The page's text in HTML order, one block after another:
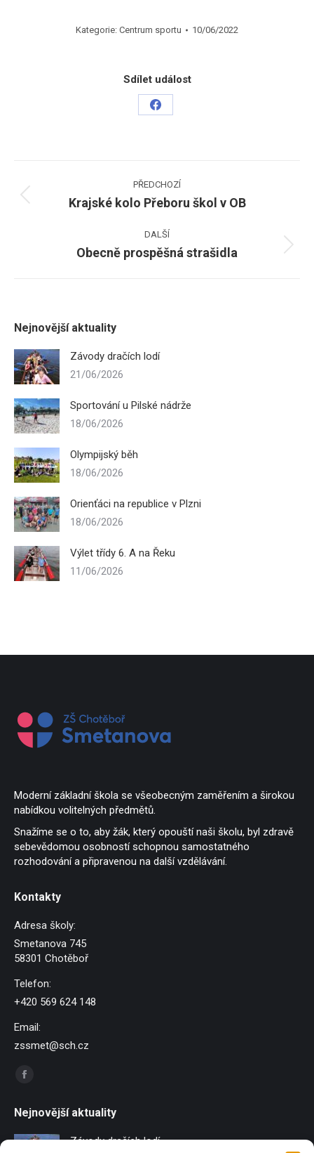
Kategorie: Centrum sportu 10/06/2022
Sdílet událost
Share
navigation
PŘEDCHOZÍ
Previous
Krajské kolo Přeboru škol v OB
DALŠÍ
Next
Obecně prospěšná strašidla
Nejnovější aktuality
Závody dračích lodí
21/06/2026
Sportování u Pilské nádrže
18/06/2026
Olympijský běh
18/06/2026
Orienťáci na republice v Plzni
18/06/2026
Výlet třídy 6. A na Řeku
11/06/2026
Moderní základní škola se všeobecným zaměřením a širokou
nabídkou volitelných předmětů.
Snažíme se o to, aby žák, který opouští naši školu, byl zdravě
sebevědomou osobností schopnou samostatného
rozhodování a připravenou na další vzdělávání.
Kontakty
Adresa školy:
Smetanova 745
58301 Chotěboř
Telefon:
+420 569 624 148
Email:
zssmet@sch.cz
Find us on:
opens
in
Nejnovější aktuality
Závody dračích lodí